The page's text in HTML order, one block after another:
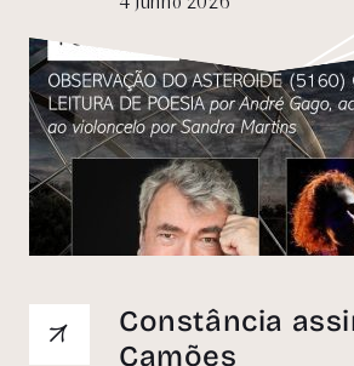
Constância
Camões